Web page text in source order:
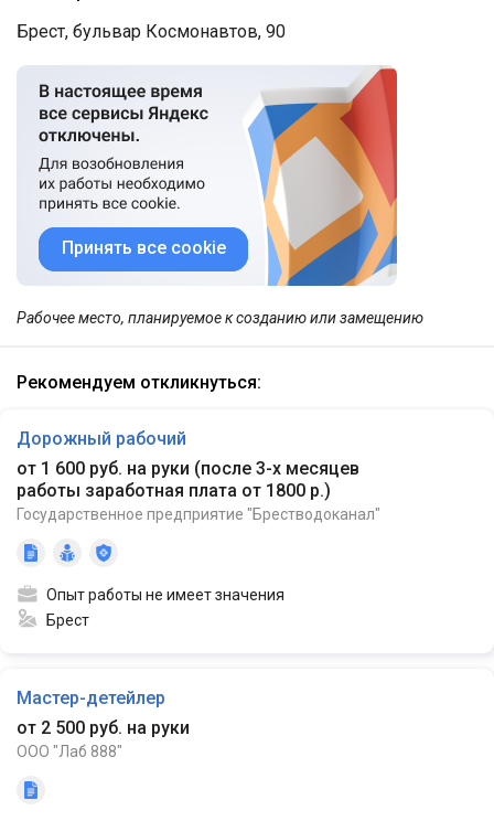
Брест, бульвар Космонавтов, 90
Принять все cookie
Рабочее место, планируемое к созданию или замещению
Рекомендуем откликнуться:
Дорожный рабочий
от 1 600 руб. на руки (после 3-х месяцев
работы заработная плата от 1800 р.)
Государственное предприятие "Брестводоканал"
Опыт работы не имеет значения
Брест
Мастер-детейлер
от 2 500 руб. на руки
ООО "Лаб 888"